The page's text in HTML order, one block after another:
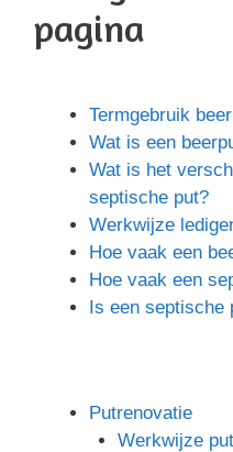
pagina
Termgebruik
Wat is een
Wat is het
septische put?
Werkwijze
Hoe vaak een
Hoe vaak een
Is een septische
Putrenovatie
Werkwijze